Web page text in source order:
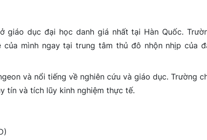
dục đại học danh giá nhất tại Hàn Quốc.
mình ngay tại trung tâm thủ đô nhộn nhịp của
và nổi tiếng về nghiên cứu và giáo dục. Trường
tín và tích lũy kinh nghiệm thực tế.